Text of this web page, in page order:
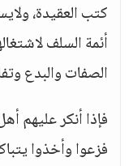
كتب العقيدة،
أئمة السلف
الصفات والبدع
فإذا أنكر عليهم
فزعوا وأخذوا